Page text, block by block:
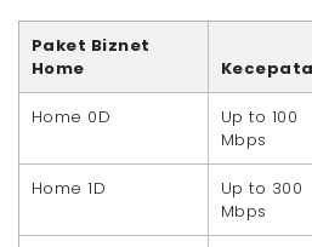
Paket Biznet
Home
Home 0D
Up to 100
Mbps
Home 1D
Up to 300
Mbps